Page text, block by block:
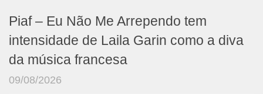
Piaf – Eu Não Me Arrependo tem
intensidade de Laila Garin como a diva
da música francesa
09/08/2026